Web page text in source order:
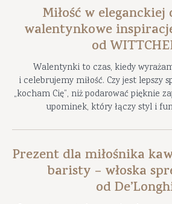
Miłość w
walentynkowe
od
Walentynki to czas, kiedy
i celebrujemy miłość. Czy jest lepszy
„kocham Cię”, niż podarować pięknie
upominek, który łączy styl i
Prezent dla miłośnika
baristy – włoska
od